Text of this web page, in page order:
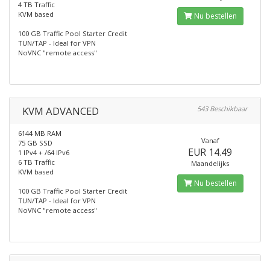
4 TB Traffic
KVM based
100 GB Traffic Pool Starter Credit
TUN/TAP - Ideal for VPN
NoVNC "remote access"
Nu bestellen
KVM ADVANCED 543 Beschikbaar
6144 MB RAM
75 GB SSD
1 IPv4 + /64 IPv6
6 TB Traffic
KVM based
100 GB Traffic Pool Starter Credit
TUN/TAP - Ideal for VPN
NoVNC "remote access"
Vanaf
EUR 14.49
Maandelijks
Nu bestellen